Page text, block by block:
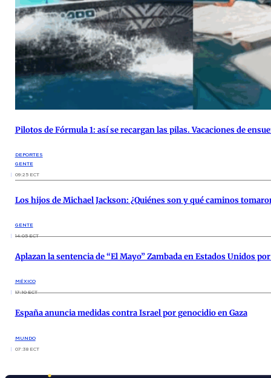
Pilotos de Fórmula 1: así se recargan las pilas. Vacaciones de
DEPORTES
GENTE
09:25 ECT
Los hijos de Michael Jackson: ¿Quiénes son y qué caminos
GENTE
14:05 ECT
Aplazan la sentencia de “El Mayo” Zambada en Estados Unidos
MÉXICO
17:10 ECT
España anuncia medidas contra Israel por genocidio en Gaza
MUNDO
07:38 ECT